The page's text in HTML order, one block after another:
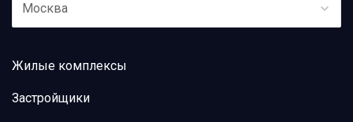
Москва
Жилые комплексы
Застройщики